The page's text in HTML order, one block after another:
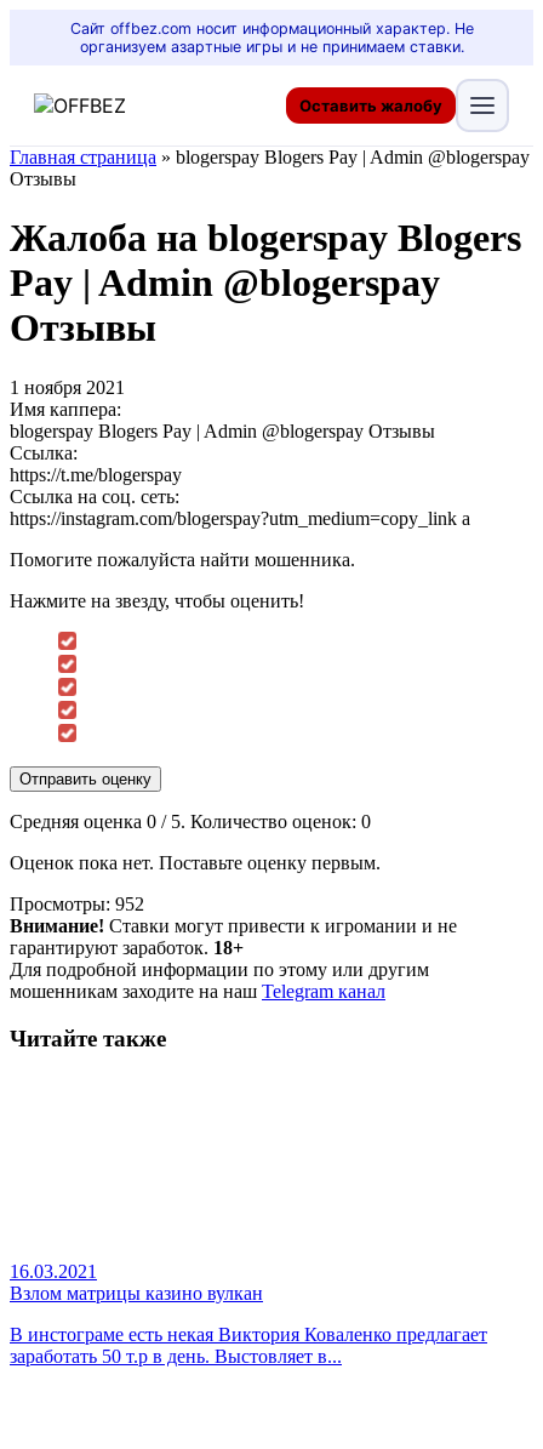
Сайт offbez.com носит информационный характер. Не
организуем азартные игры и не принимаем ставки.
Оставить жалобу
Главная страница » blogerspay Blogers Pay | Admin @blogerspay
Отзывы
Жалоба на blogerspay Blogers
Pay | Admin @blogerspay
Отзывы
1 ноября 2021
Имя каппера:
blogerspay Blogers Pay | Admin @blogerspay Отзывы
Ссылка:
https://t.me/blogerspay
Ссылка на соц. сеть:
https://instagram.com/blogerspay?utm_medium=copy_link а
Помогите пожалуйста найти мошенника.
Нажмите на звезду, чтобы оценить!
Отправить оценку
Средняя оценка 0 / 5. Количество оценок: 0
Оценок пока нет. Поставьте оценку первым.
Просмотры: 952
Внимание! Ставки могут привести к игромании и не
гарантируют заработок. 18+
Для подробной информации по этому или другим
мошенникам заходите на наш Telegram канал
Читайте также
16.03.2021
Взлом матрицы казино вулкан
В инстограме есть некая Виктория Коваленко предлагает
заработать 50 т.р в день. Выстовляет в...